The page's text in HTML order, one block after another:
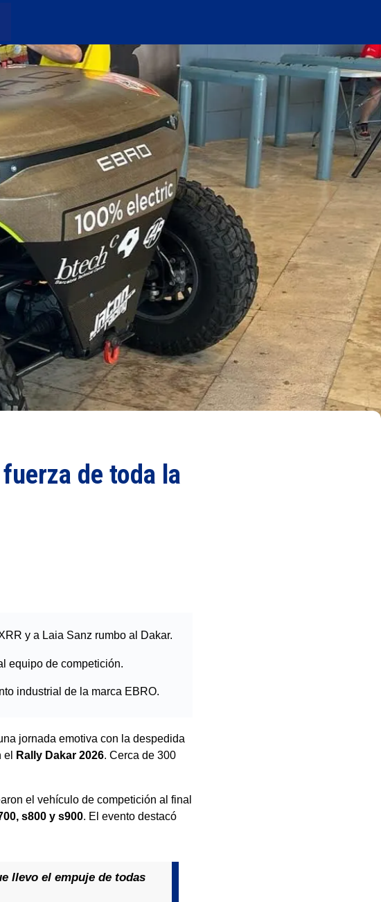
de toda la
y a Laia Sanz rumbo al Dakar.
equipo de competición.
industrial de la marca EBRO.
jornada emotiva con la despedida
el Rally Dakar 2026 . Cerca de 300
el vehículo de competición al final
s800 y s900. El evento destacó
llevo el empuje de todas